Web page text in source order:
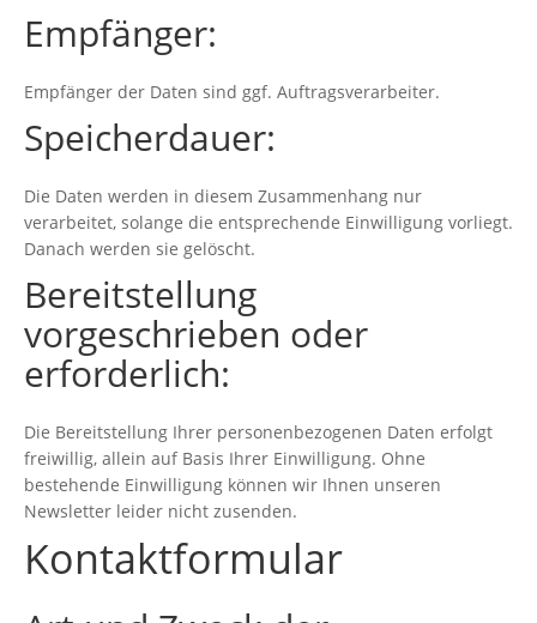
Empfänger:
Empfänger der Daten sind ggf. Auftragsverarbeiter.
Speicherdauer:
Die Daten werden in diesem Zusammenhang nur
verarbeitet, solange die entsprechende Einwilligung vorliegt.
Danach werden sie gelöscht.
Bereitstellung
vorgeschrieben oder
erforderlich:
Die Bereitstellung Ihrer personenbezogenen Daten erfolgt
freiwillig, allein auf Basis Ihrer Einwilligung. Ohne
bestehende Einwilligung können wir Ihnen unseren
Newsletter leider nicht zusenden.
Kontaktformular